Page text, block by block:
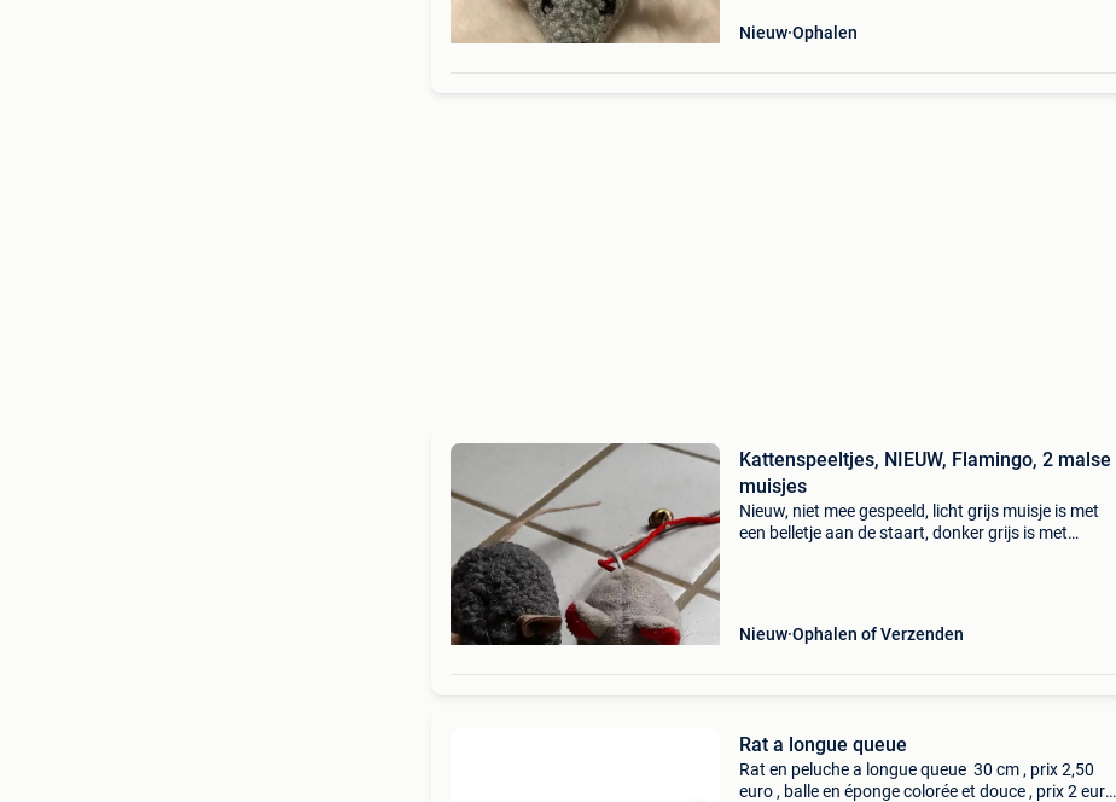
Nieuw Ophalen
Kattenspeeltjes, NIEUW, Flamingo, 2 malse
muisjes
Nieuw, niet mee gespeeld, licht grijs muisje is met
een belletje aan de staart, donker grijs is met
Nieuw Ophalen of Verzenden
Rat a longue queue
Rat en peluche a longue queue 30 cm , prix 2,50
euro , balle en éponge colorée et douce , prix 2 euro